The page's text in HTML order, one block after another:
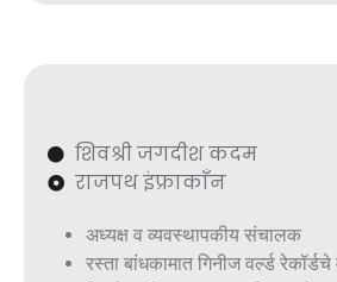
शिवश्री जगदीश कदम
राजपथ इंफ्राकाँन
अध्यक्ष व व्यवस्थापकीय संचालक
रस्ता बांधकामात गिनीज वर्ल्ड